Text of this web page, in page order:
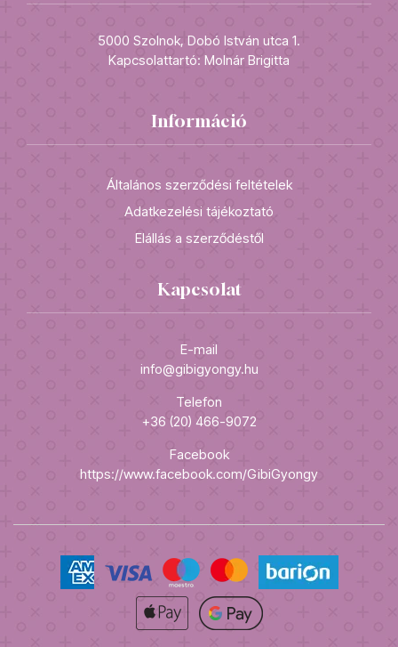
5000 Szolnok, Dobó István utca 1.
Kapcsolattartó: Molnár Brigitta
Információ
Általános szerződési feltételek
Adatkezelési tájékoztató
Elállás a szerződéstől
Kapcsolat
E-mail
info@gibigyongy.hu
Telefon
+36 (20) 466-9072
Facebook
https://www.facebook.com/GibiGyongy